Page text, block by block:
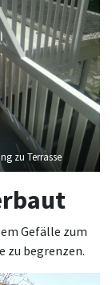
zu Terrasse
Gefälle zum
zu begrenzen.